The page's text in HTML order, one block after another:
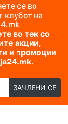
се во
клубот на
во тек со
акции,
и промоции
ЗАЧЛЕНИ СЕ